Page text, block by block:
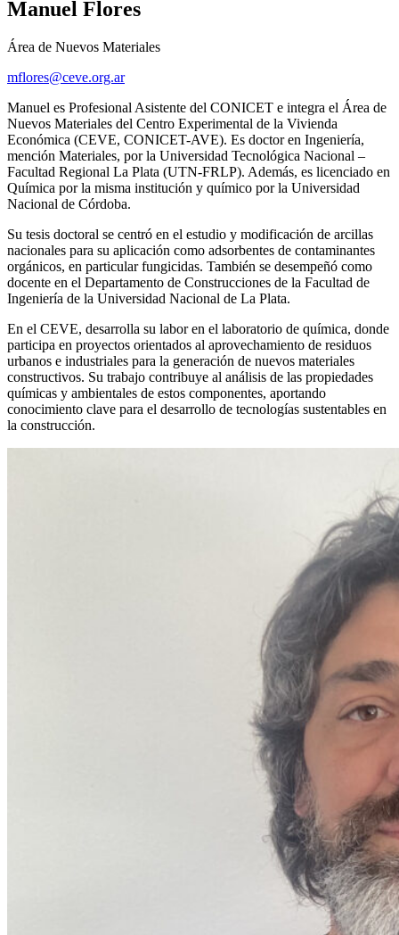
Manuel Flores
Área de Nuevos Materiales
mflores@ceve.org.ar
Manuel es Profesional Asistente del CONICET e integra el Área de
Nuevos Materiales del Centro Experimental de la Vivienda
Económica (CEVE, CONICET-AVE). Es doctor en Ingeniería,
mención Materiales, por la Universidad Tecnológica Nacional –
Facultad Regional La Plata (UTN-FRLP). Además, es licenciado en
Química por la misma institución y químico por la Universidad
Nacional de Córdoba.
Su tesis doctoral se centró en el estudio y modificación de arcillas
nacionales para su aplicación como adsorbentes de contaminantes
orgánicos, en particular fungicidas. También se desempeñó como
docente en el Departamento de Construcciones de la Facultad de
Ingeniería de la Universidad Nacional de La Plata.
En el CEVE, desarrolla su labor en el laboratorio de química, donde
participa en proyectos orientados al aprovechamiento de residuos
urbanos e industriales para la generación de nuevos materiales
constructivos. Su trabajo contribuye al análisis de las propiedades
químicas y ambientales de estos componentes, aportando
conocimiento clave para el desarrollo de tecnologías sustentables en
la construcción.